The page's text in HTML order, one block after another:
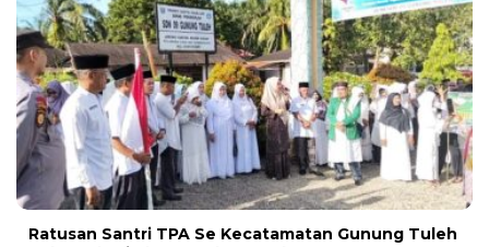
Ratusan Santri TPA Se Kecatamatan Gunung Tuleh